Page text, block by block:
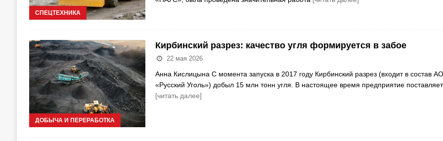
СПЕЦТЕХНИКА
ДОБЫЧА И ПЕРЕРАБОТКА
Кирбинский разрез: качество угля формируется в забое
22 мая 2026
Анна Кислицына С момента запуска в 2017 году Кирбинский разрез (входит в состав АО
«Русский Уголь») добыл 15 млн тонн угля. В настоящее время предприятие поставляет
[читать далее]